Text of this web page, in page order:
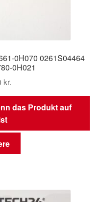
0H070 0261S04464
0H021
kr.
das Produkt auf